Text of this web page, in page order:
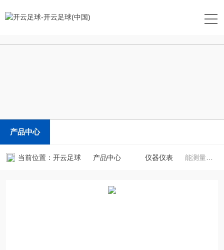
产品中心
当前位置： 开云足球 产品中心 仪器仪表 能测量谷物水分的仪器